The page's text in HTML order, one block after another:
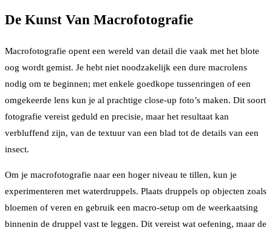
De Kunst Van Macrofotografie
Macrofotografie opent een wereld van detail die vaak met het blote
oog wordt gemist. Je hebt niet noodzakelijk een dure macrolens
nodig om te beginnen; met enkele goedkope tussenringen of een
omgekeerde lens kun je al prachtige close-up foto’s maken. Dit soort
fotografie vereist geduld en precisie, maar het resultaat kan
verbluffend zijn, van de textuur van een blad tot de details van een
insect.
Om je macrofotografie naar een hoger niveau te tillen, kun je
experimenteren met waterdruppels. Plaats druppels op objecten zoals
bloemen of veren en gebruik een macro-setup om de weerkaatsing
binnenin de druppel vast te leggen. Dit vereist wat oefening, maar de